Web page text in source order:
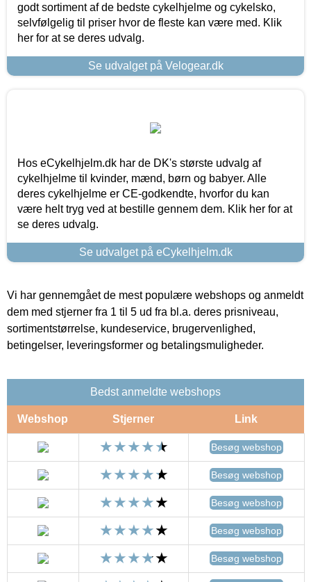
godt sortiment af de bedste cykelhjelme og cykelsko,
selvfølgelig til priser hvor de fleste kan være med. Klik
her for at se deres udvalg.
Se udvalget på Velogear.dk
Hos eCykelhjelm.dk har de DK's største udvalg af
cykelhjelme til kvinder, mænd, børn og babyer. Alle
deres cykelhjelme er CE-godkendte, hvorfor du kan
være helt tryg ved at bestille gennem dem. Klik her for at
se deres udvalg.
Se udvalget på eCykelhjelm.dk
Vi har gennemgået de mest populære webshops og anmeldt
dem med stjerner fra 1 til 5 ud fra bl.a. deres prisniveau,
sortimentstørrelse, kundeservice, brugervenlighed,
betingelser, leveringsformer og betalingsmuligheder.
Bedst anmeldte webshops
Webshop Stjerner Link
Besøg webshop
Besøg webshop
Besøg webshop
Besøg webshop
Besøg webshop